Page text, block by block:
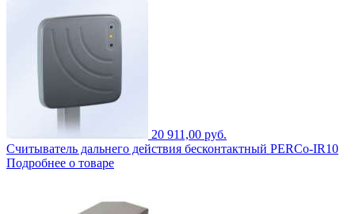
20 911,00 руб.
Считыватель дальнего действия бесконтактный PERCo-IR10
Подробнее о товаре